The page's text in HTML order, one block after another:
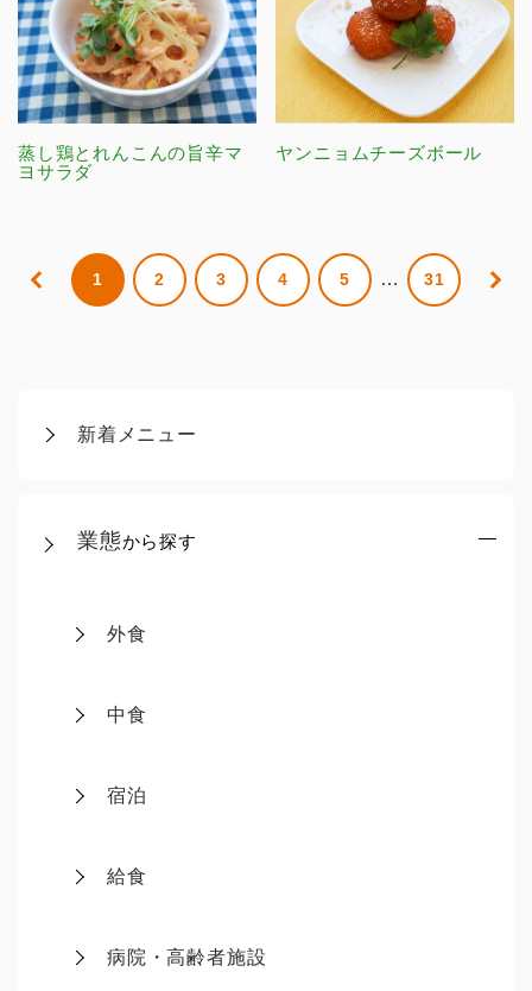
新着メニュー
業態から探す
外食
中食
宿泊
給食
病院・高齢者施設
蒸し鶏とれんこんの旨辛マ
ヨサラダ
ヤンニョムチーズボール
1 2 3 4 5 … 31